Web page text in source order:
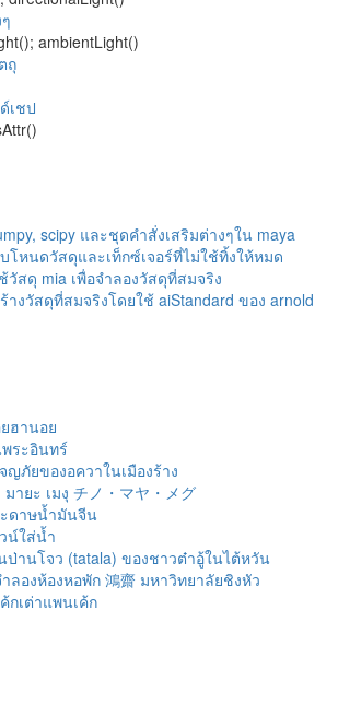
ambientLight()
ถุ
เชป
scipy และชุดคำสั่งเสริมต่างๆใน maya
โหนดวัสดุและเท็กซ์เจอร์ที่ไม่ใช้ทิ้งให้หมด
วัสดุ mia เพื่อจำลองวัสดุที่สมจริง
างวัสดุที่สมจริงโดยใช้ aiStandard ของ arnold
ฮานอย
ระอินทร์
ญภัยของอควาในเมืองร้าง
ายะ เมงุ チノ・マヤ・メグ
ดาษน้ำมันจีน
น์ใส่น้ำ
ป่านโจว (tatala) ของชาวต๋าอู้ในไต้หวัน
ลองห้องหอพัก 鴻齋 มหาวิทยาลัยชิงหัว
กเต่าแพนเค้ก